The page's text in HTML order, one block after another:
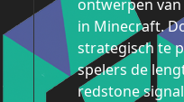
ontwerpen
in Minecraft.
strategisch te
spelers de
redstone